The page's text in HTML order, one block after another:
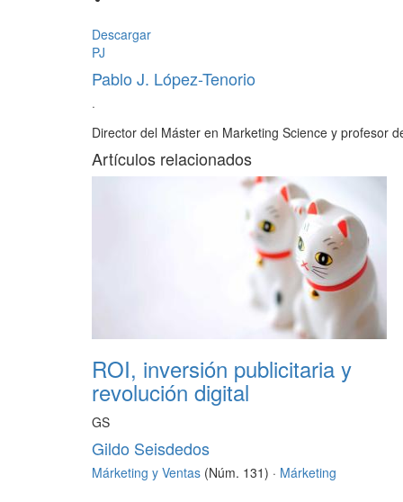
Descargar
PJ
Pablo J. López-Tenorio
·
Director del Máster en Marketing Science y profesor
Artículos relacionados
ROI, inversión publicitaria y
revolución digital
GS
Gildo Seisdedos
Márketing y Ventas (Núm. 131) · Márketing